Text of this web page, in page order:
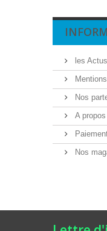
les
Nos
A propos
Nos